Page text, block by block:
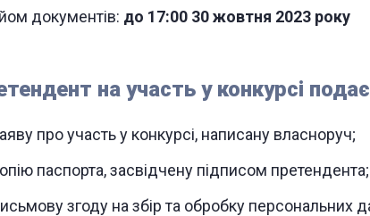
документів: до 17:00 30 жовтня 2023 року
на участь у конкурсі
про участь у конкурсі, написану власноруч;
паспорта, засвідчену підписом претендента;
згоду на збір та обробку персональних